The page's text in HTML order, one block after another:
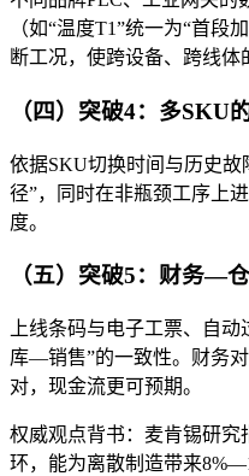
（如“温度T1”统一为“首段
断工况，使跨设备、跨线体
（四）突破4：多SKU
依据SKU切换时间与历史
径”，同时在非瓶颈工序上
度。
（五）突破5：财务—
上线条码与电子工票、自
库—销售”的一致性。财务
对，现金流更可预期。
权威观点背书：麦肯锡研究
环，能为离散制造带来